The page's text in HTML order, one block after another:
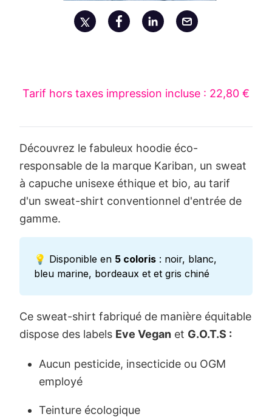
Tarif hors taxes impression incluse : 22,80 €
Découvrez le fabuleux hoodie éco-
responsable de la marque Kariban, un sweat
à capuche unisexe éthique et bio, au tarif
d'un sweat-shirt conventionnel d'entrée de
gamme.
💡 Disponible en 5 coloris : noir, blanc,
bleu marine, bordeaux et et gris chiné
Ce sweat-shirt fabriqué de manière équitable
dispose des labels Eve Vegan et G.O.T.S :
Aucun pesticide, insecticide ou OGM
employé
Teinture écologique